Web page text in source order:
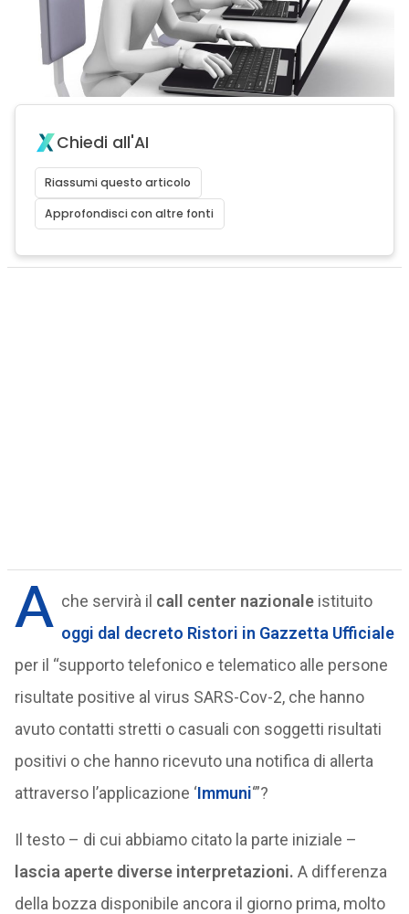
Chiedi all'AI
Riassumi questo articolo
Approfondisci con altre fonti
A che servirà il call center nazionaleistituito
oggi dal decreto Ristori in Gazzetta Ufficiale
per il “supporto telefonico e telematico alle persone
risultate positive al virus SARS-Cov-2, che hanno
avuto contatti stretti o casuali con soggetti risultati
positivi o che hanno ricevuto una notifica di allerta
attraverso l’applicazione ‘Immuni‘”?
Il testo – di cui abbiamo citato la parte iniziale –
lascia aperte diverse interpretazioni. A differenza
della bozza disponibile ancora il giorno prima, molto